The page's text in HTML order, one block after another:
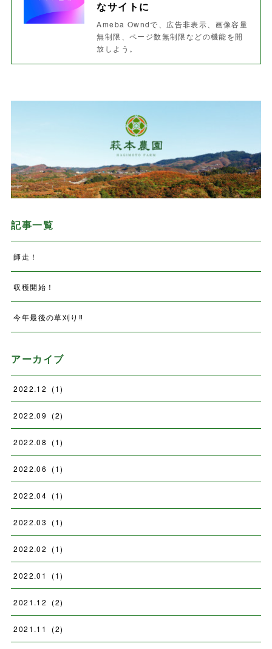
なサイトに
Ameba Owndで、広告非表示、画像容量
無制限、ページ数無制限などの機能を開
放しよう。
記事一覧
師走！
収穫開始！
今年最後の草刈り‼️
アーカイブ
2022.12 (1)
2022.09 (2)
2022.08 (1)
2022.06 (1)
2022.04 (1)
2022.03 (1)
2022.02 (1)
2022.01 (1)
2021 .12 (2)
2021 .11 (2)